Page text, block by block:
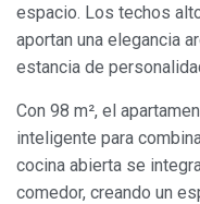
espacio. Los techos
aportan una elegancia
estancia de
Con 98 m², el
inteligente para
cocina abierta se
comedor, creando un
Técnicas y
Este sitio web utiliza
Si continua
instalación de las
de configurar su
impedir que sean
deberá tener en
dificultades de